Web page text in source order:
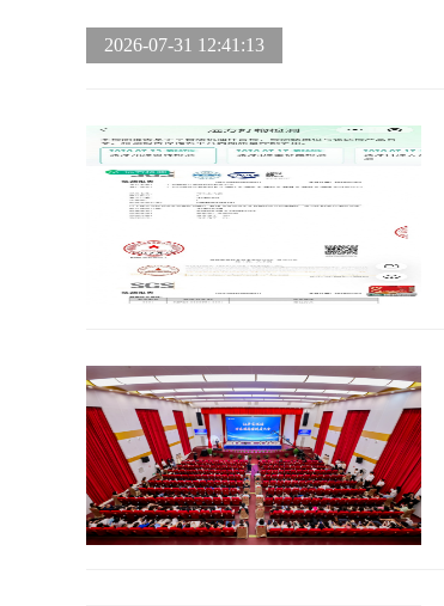
2026-07-31 12:41:13